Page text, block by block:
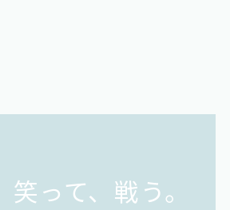
って、戦う。